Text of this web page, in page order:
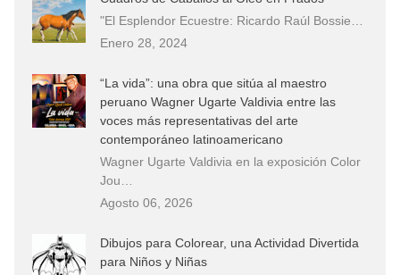
"El Esplendor Ecuestre: Ricardo Raúl Bossie…
Enero 28, 2024
“La vida”: una obra que sitúa al maestro
peruano Wagner Ugarte Valdivia entre las
voces más representativas del arte
contemporáneo latinoamericano
Wagner Ugarte Valdivia en la exposición Color
Jou…
Agosto 06, 2026
Dibujos para Colorear, una Actividad Divertida
para Niños y Niñas